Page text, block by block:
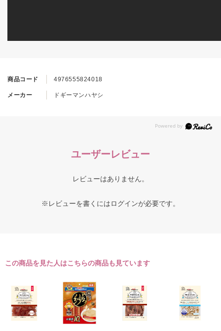
商品コード 4976555824018
メーカー ドギーマンハヤシ
ユーザーレビュー
レビューはありません。
※レビューを書くにはログインが必要です。
この商品を見た人はこちらの商品も見ています